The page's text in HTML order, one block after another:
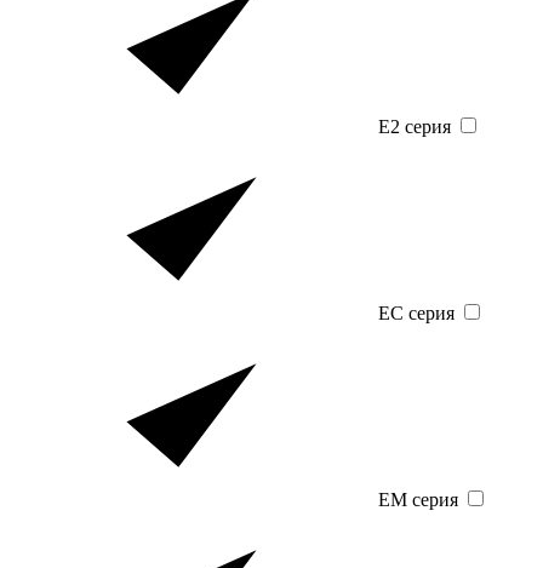
E2 серия
EC серия
EM серия